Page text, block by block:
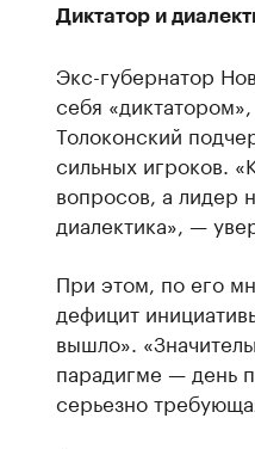
Диктатор и
Экс-губернатор
себя
Толоконский
сильных игроков.
вопросов, а лидер
диалектика», —
При этом, по его
дефицит
вышло».
парадигме — день
серьезно